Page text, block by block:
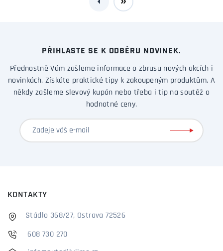
PŘIHLASTE SE K ODBĚRU NOVINEK.
Přednostně Vám zašleme informace o zbrusu nových akcích i
novinkách. Získáte praktické tipy k zakoupeným produktům. A
někdy zašleme slevový kupón nebo třeba i tip na soutěž o
hodnotné ceny.
KONTAKTY
Stádlo 368/27, Ostrava 72526
608 730 270